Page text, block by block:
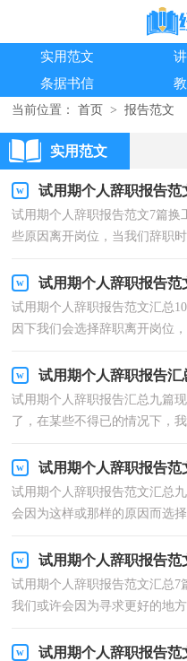
实用范文
条据书信
当前位置： 首页 > 报告范文
实用范文
试用期个人辞职报告范
试用期个人辞职报告范文7篇换
些原因离开岗位，当我们辞职
试用期个人辞职报告范
试用期个人辞职报告范文汇总
因下我们会选择辞职离开岗位
试用期个人辞职报告汇
试用期个人辞职报告汇总九篇
了，在某些不得已的情况下，
试用期个人辞职报告范
试用期个人辞职报告范文汇总
会因为这样或那样的原因而选
试用期个人辞职报告范
试用期个人辞职报告范文汇总7
我们或许会因为寻求更好的地
试用期个人辞职报告范